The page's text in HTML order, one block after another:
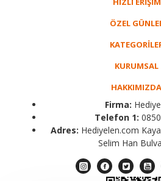
ÖZEL
KURUMSAL
HAKKIMIZDA
Firma:
Telefon 1:
Adres: Hediyelen.com
Selim Han